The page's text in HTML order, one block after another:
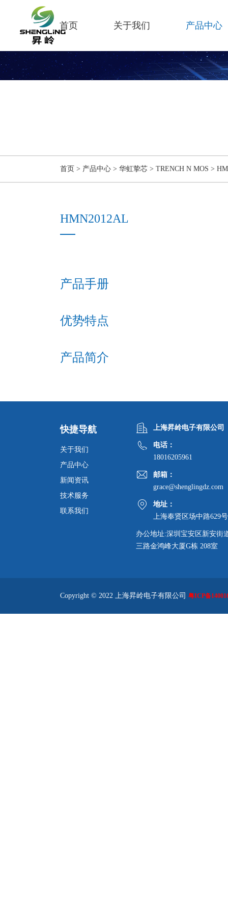
首页 关于我们 产品中心
首页 > 产品中心> 华虹挚芯> TRENCH N MOS >
HMN2012AL
产品手册
优势特点
产品简介
快捷导航
关于我们
产品中心
新闻资讯
技术服务
联系我们
上海昇岭电子有限公司
电话：
18016205961
邮箱：
grace@shenglingdz.com
地址：
上海奉贤区场中路629号
办公地址:深圳宝安区新安街
三路金鸿峰大厦G栋 208室
Copyright © 2022 上海昇岭电子有限公司 粤ICP备